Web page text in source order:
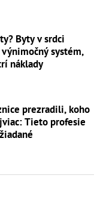
Byty v srdci
systém,
náklady
prezradili, koho
Tieto profesie